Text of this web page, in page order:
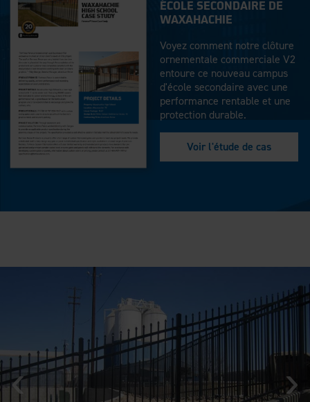
ÉCOLE SECONDAIRE DE
WAXAHACHIE
Voyez comment notre clôture
ornementale commerciale V2
entoure ce nouveau campus
d'école secondaire avec une
performance rentable et une
protection durable.
Voir l'étude de cas